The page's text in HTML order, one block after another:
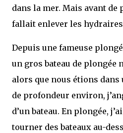
dans la mer. Mais avant
fallait enlever les hydraires
Depuis une fameuse
un gros bateau de plongée
alors que nous étions dans
de profondeur environ,
d’un bateau. En plongée,
tourner des bateaux au-